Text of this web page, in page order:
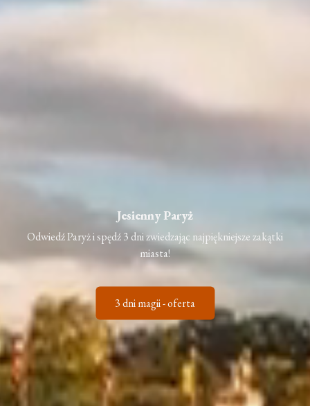
Jesienny Paryż
Odwiedź Paryż i spędź 3 dni zwiedzając najpiękniejsze zakątki
miasta!
3 dni magii - oferta